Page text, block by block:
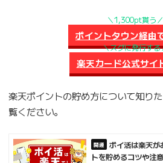
＼1,300pt貰う／
ポイントタウン経由
＼スグに発行する
楽天カード公式サイ
楽天ポイントの貯め方について知り
覧ください。
ポイ活は楽天
トを貯めるコツや注